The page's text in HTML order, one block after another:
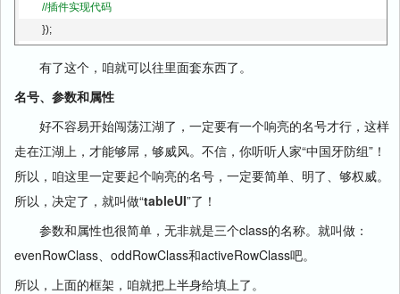
//插件实现代码
        });
})(jQuery);
有了这个，咱就可以往里面套东西了。
名号、参数和属性
好不容易开始闯荡江湖了，一定要有一个响亮的名号才行，这样
走在江湖上，才能够屌，够威风。不信，你听听人家“中国牙防组”！
所以，咱这里一定要起个响亮的名号，一定要简单、明了、够权威。
所以，决定了，就叫做“tableUI”了！
参数和属性也很简单，无非就是三个class的名称。就叫做：
evenRowClass、oddRowClass和activeRowClass吧。
所以，上面的框架，咱就把上半身给填上了。